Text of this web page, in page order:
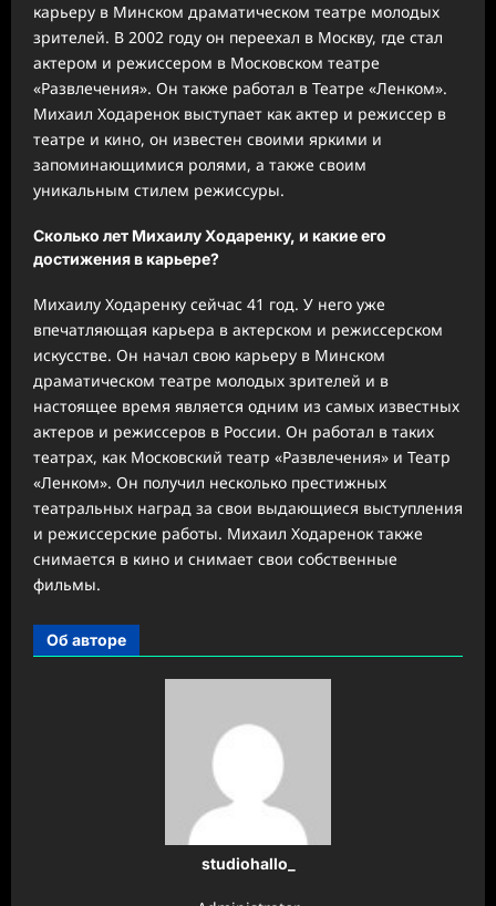
карьеру в Минском драматическом театре молодых
зрителей. В 2002 году он переехал в Москву, где стал
актером и режиссером в Московском театре
«Развлечения». Он также работал в Театре «Ленком».
Михаил Ходаренок выступает как актер и режиссер в
театре и кино, он известен своими яркими и
запоминающимися ролями, а также своим
уникальным стилем режиссуры.
Сколько лет Михаилу Ходаренку, и какие его
достижения в карьере?
Михаилу Ходаренку сейчас 41 год. У него уже
впечатляющая карьера в актерском и режиссерском
искусстве. Он начал свою карьеру в Минском
драматическом театре молодых зрителей и в
настоящее время является одним из самых известных
актеров и режиссеров в России. Он работал в таких
театрах, как Московский театр «Развлечения» и Театр
«Ленком». Он получил несколько престижных
театральных наград за свои выдающиеся выступления
и режиссерские работы. Михаил Ходаренок также
снимается в кино и снимает свои собственные
фильмы.
Об авторе
studiohallo_